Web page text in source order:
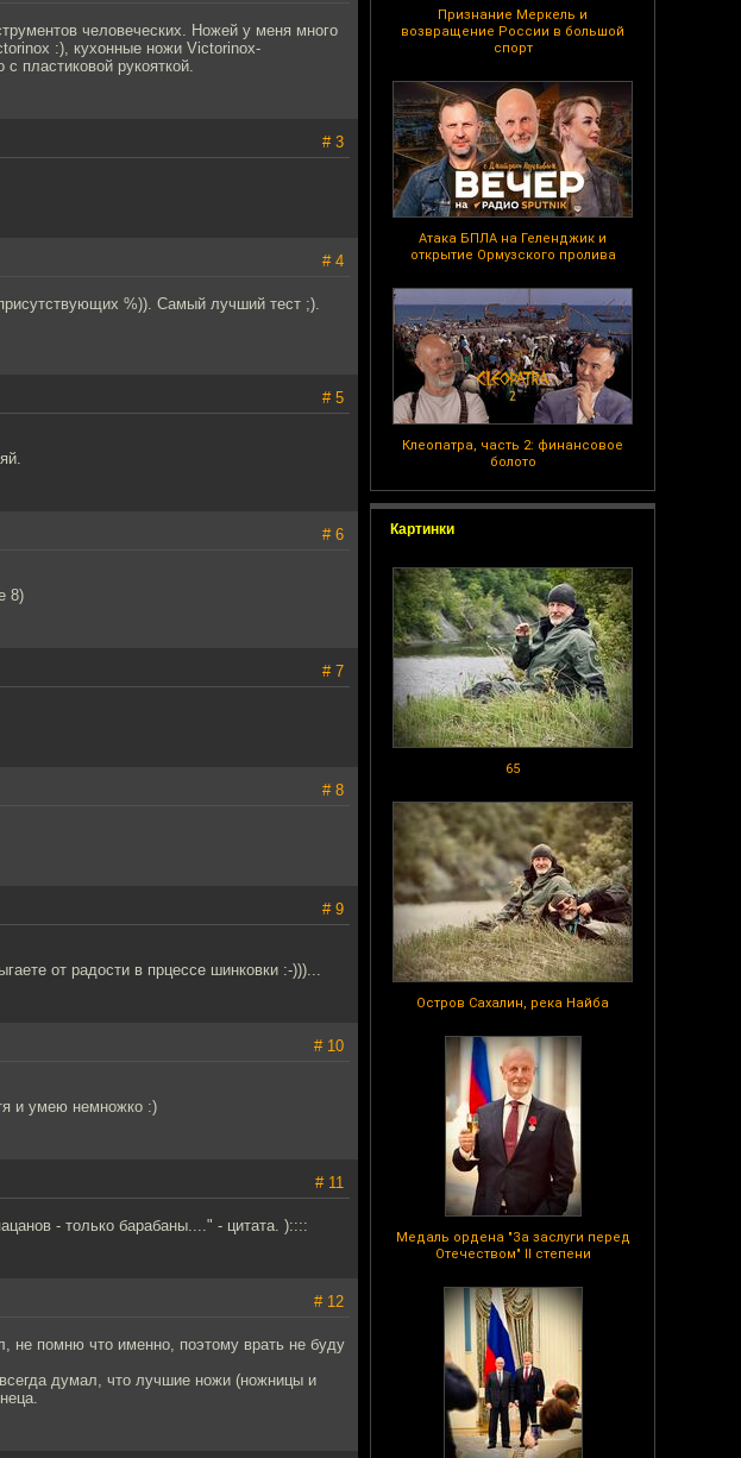
Признание Меркель и
возвращение России в большой
спорт
Атака БПЛА на Геленджик и
открытие Ормузского пролива
Клеопатра, часть 2: финансовое
болото
Картинки
65
Остров Сахалин, река Найба
Медаль ордена "За заслуги перед
Отечеством" II степени
человеческих. Ножей у меня много
:), кухонные ножи Victorinox-
пластиковой рукояткой.
# 3
# 4
%)). Самый лучший тест ;).
# 5
# 6
8)
# 7
# 8
# 9
от радости в прцессе шинковки :-)))...
# 10
и умею немножко :)
# 11
- только барабаны...." - цитата. )::::
# 12
не помню что именно, поэтому врать не буду
думал, что лучшие ножи (ножницы и